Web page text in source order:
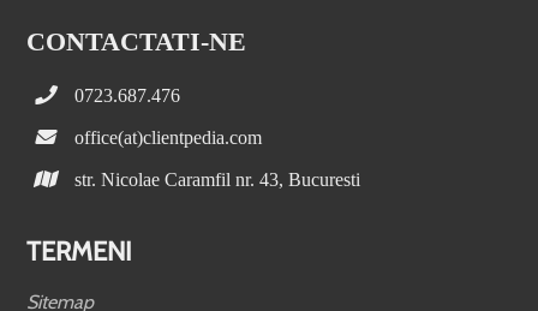
CONTACTATI-NE
0723.687.476
office(at)clientpedia.com
str. Nicolae Caramfil nr. 43, Bucuresti
TERMENI
Sitemap